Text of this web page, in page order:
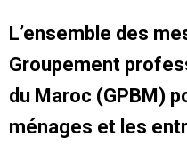
L’ensemble des
Groupement
du Maroc (GPBM)
ménages et les